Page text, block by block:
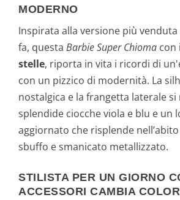
MODERNO
Inspirata alla versione più
fa, questa Barbie Super Chioma con
stelle, riporta in vita i ricordi di
con un pizzico di modernità. La
nostalgica e la frangetta laterale si
splendide ciocche viola e blu e un
aggiornato che risplende
sbuffo e smanicato metallizzato.
STILISTA PER UN GIORNO
ACCESSORI CAMBIA